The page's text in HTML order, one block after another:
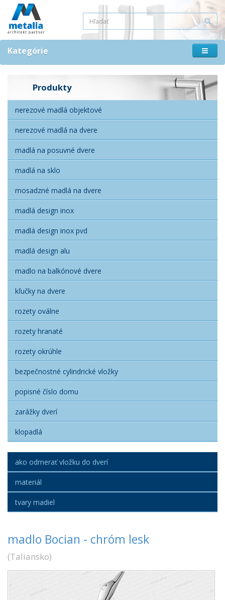
Kategórie
Produkty
nerezové madlá objektové
nerezové madlá na dvere
madlá na posuvné dvere
madlá na sklo
mosadzné madlá na dvere
madlá design inox
madlá design inox pvd
madlá design alu
madlo na balkónové dvere
kľučky na dvere
rozety oválne
rozety hranaté
rozety okrúhle
bezpečnostné cylindrické vložky
popisné číslo domu
zarážky dverí
klopadlá
ako odmerať vložku do dverí
materiál
tvary madiel
madlo Bocian - chróm lesk
(Taliansko)